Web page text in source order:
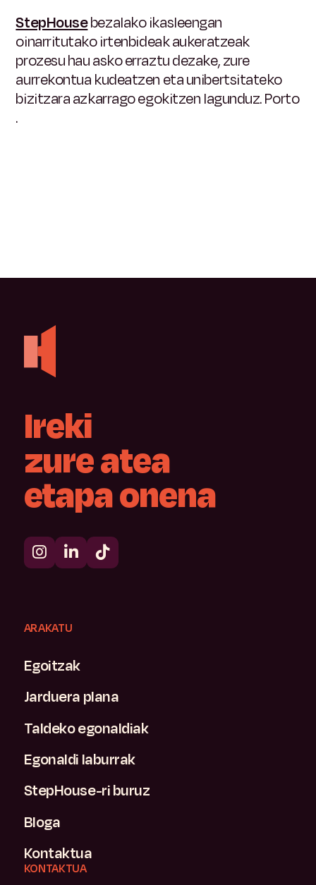
StepHousebezalako ikasleengan
oinarritutako irtenbideak aukeratzeak
prozesu hau asko erraztu dezake, zure
aurrekontua kudeatzen eta unibertsitateko
bizitzara azkarrago egokitzen lagunduz. Porto
.
Ireki
zureatea
etapaonena
ARAKATU
Egoitzak
Jarduera plana
Taldeko egonaldiak
Egonaldi laburrak
StepHouse-ri buruz
Bloga
Kontaktua
KONTAKTUA